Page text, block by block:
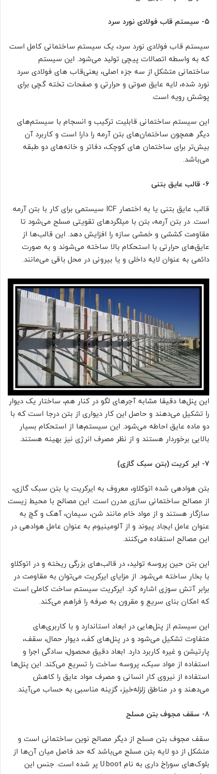
۵- سیستم قاب‌ فولادی نورد سرد
سیستم قاب فولادی نورد سرد، یک سیستم ساختمانی کامل است
که به ‌واسطه اتصالات پیچی تولید می‌شود. این سیستم
ساختمانی متشکل از سه جزء اصلی، یعنی‌قاب‌ های فولادی سرد
نورد شده، لایه عایق صوتی و حرارتی و صفحات تخته گچی برای
پوشش رویه است.
این سیستم ساختمانی قابلیت ترکیب و انسجام با سیستم‌‌های
دیگر همچون ساختمان‌‌های بتن آرمه را دارا است و کاربرد آن
بیش‌تر برای ساختمان‌ های کوچک، دفاتر و خانه‌های دو طبقه
می‌باشد.
۶- قالب عایق بتنی
قالب عایق بتنی یا به اختصار ICF سیستمی برای کار با بتن آرمه
است. در بتن آرمه، بتن با میلگردهای تقویتی مسلح می‌شود تا
مقاومت کششی و خمشی سازه را افزایش دهد. این قالب‌ها از
عایق‌های حرارتی با استحکام بالا ساخته می‌شوند و به صورت
دائمی به عنوان لایه داخلی و یا بیرونی در محل باقی می‌مانند.
این پنل‌ها دقیقا مشابه آجرهای لگو در کنار هم، ساختار یک دیوار
را تشکیل می‌دهند و حاصل این کار دیواری از بتن درجا است که با
دو ماده عایق احاطه می‌شود. این سیستم‌ها از استحکام بسیار
بالایی برخوردار هستند و از نظر مصرف انرژی نیز بهینه هستند.
۷- ایر کریت (بتن سبک گازی)
بتن هوادهی شده اتوکلاو، معروف به ایرکریت یا بتن سبک گازی،
از مصالح ساختمانی سازی مدرن است. این مصالح با محیط زیست
سازگار هستند و از مواد خام مانند شن، سیمان، آهک و گچ به
عنوان عامل ایجاد پیوند و از آلومینیوم به عنوان عامل هوادهی در
این مصالح استفاده می‌کنند.
این بتن حین پروسه تولید، در قالب‌های بزرگی ریخته و در اتوکلاو
با بخار ساخته می‌شود. از مزایای ایرکریت می‌توان به مقاومت در
برابر آتش سوزی اشاره کرد. ایرکریت سیستم ساخت کاملی است
که امکان بنای سریع و مقرون به صرفه را فراهم می‌کند.
این سیستم از پنل‌هایی در ابعاد استاندارد و با کاربری‌های
متفاوت تشکیل می‌شود‌ و در پنل‌های کف، دیوار حمال، سقف،
پارتیشن و غیره کاربرد دارد. ابعاد دقیق محصول، سادگی اجرا و
استفاده از مواد سبک، پروسه ساخت را تسریع می‌کند. این پنل‌ها
استفاده از نیروی کار انسانی و مصرف مواد عایق را کاهش
می‌دهند و در مناطق زلزله‌خیز، گزینه مناسبی به حساب می‌آیند.
۸- سقف مجوف بتن مسلح
سقف مجوف بتن مسلح از دیگر مصالح نوین ساختمانی است و
متشکل از دو لایه بتن مسلح می‌باشد که حد فاصل میان آن‌ها از
بلوک‌‌های سوراخ داری به نام U.boot پر شده است. جنس این